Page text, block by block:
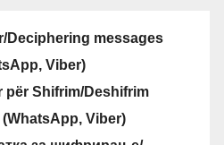
Deciphering messages
Viber)
për Shifrim/Deshifrim
Viber)